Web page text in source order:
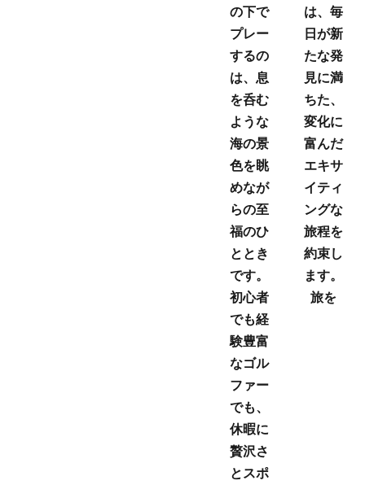
の下で
プレー
するの
は、息
を呑む
ような
海の景
色を眺
めなが
らの至
福のひ
ととき
です。
初心者
でも経
験豊富
なゴル
ファー
でも、
休暇に
贅沢さ
とスポ
は、毎
日が新
たな発
見に満
ちた、
変化に
富んだ
エキサ
イティ
ングな
旅程を
約束し
ます。
旅を